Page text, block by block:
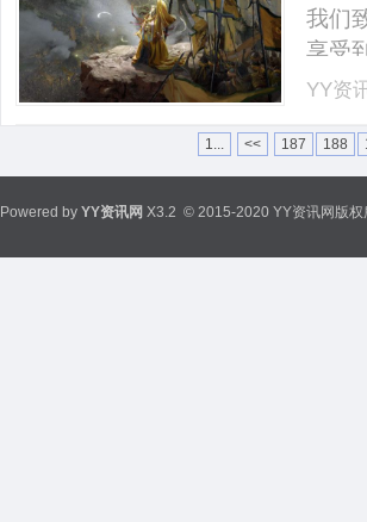
我们
享受
您口
新
YY资
1... << 187 188
Powered by YY资讯网 X3.2 © 2015-2020 YY资讯网版权